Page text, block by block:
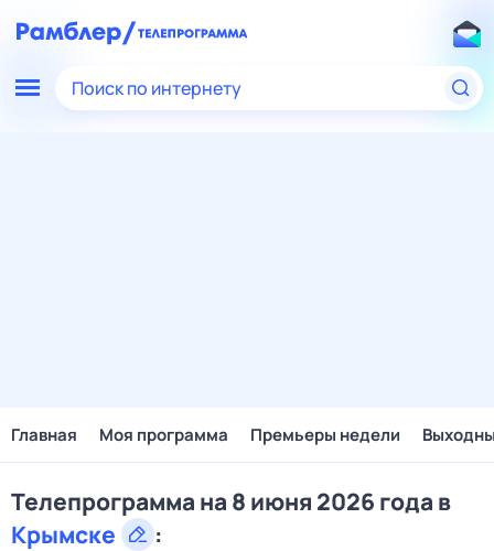
Поиск по интернету
Главная Моя программа Премьеры недели
Телепрограмма на 8 июня 2026 года в
Крымске
: